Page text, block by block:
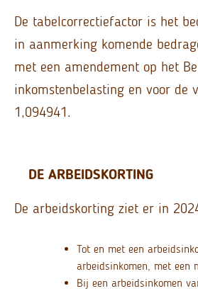
De tabelcorrectiefactor is het
in aanmerking komende
met een amendement op het
inkomstenbelasting en voor de
1,094941.
DE ARBEIDSKORTING
De arbeidskorting ziet er in
Tot en met een
arbeidsinkomen, met een
Bij een arbeidsinkomen